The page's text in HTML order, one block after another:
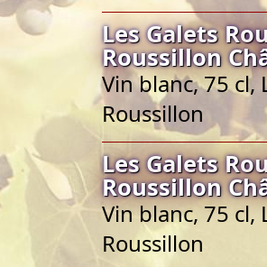
Les Galets
Roussillon
Vin blanc, 75 cl,
Roussillon
Les Galets
Roussillon
Vin blanc, 75 cl,
Roussillon